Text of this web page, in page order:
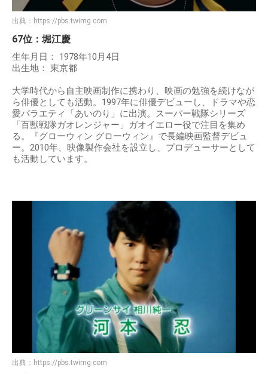
出典： https://pbs.twimg.com
67位：堀江慶
生年月日： 1978年10月4日
出生地： 東京都
大学時代から自主映画制作に携わり、映画の勉強を続けなが
ら俳優としても活動。1997年に俳優デビューし、ドラマや恋
愛バラエティ「あいのり」に出演。スーパー戦隊シリーズ
「百獣戦隊ガオレンジャー」ガオイエロー役で注目を集め
る。『グローウィン グローウィン』で長編映画監督デビュ
ー。2010年、映像製作会社を設立し、プロデューサーとして
も活動しています。
出典： https://pbs.twimg.com